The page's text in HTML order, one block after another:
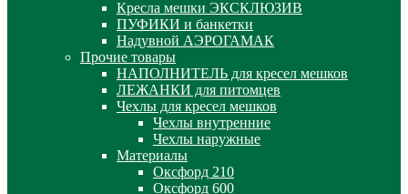
Кресла мешки ЭКСКЛЮЗИВ
ПУФИКИ и банкетки
Надувной АЭРОГАМАК
Прочие товары
НАПОЛНИТЕЛЬ для кресел мешков
ЛЕЖАНКИ для питомцев
Чехлы для кресел мешков
Чехлы внутренние
Чехлы наружные
Материалы
Оксфорд 210
Оксфорд 600